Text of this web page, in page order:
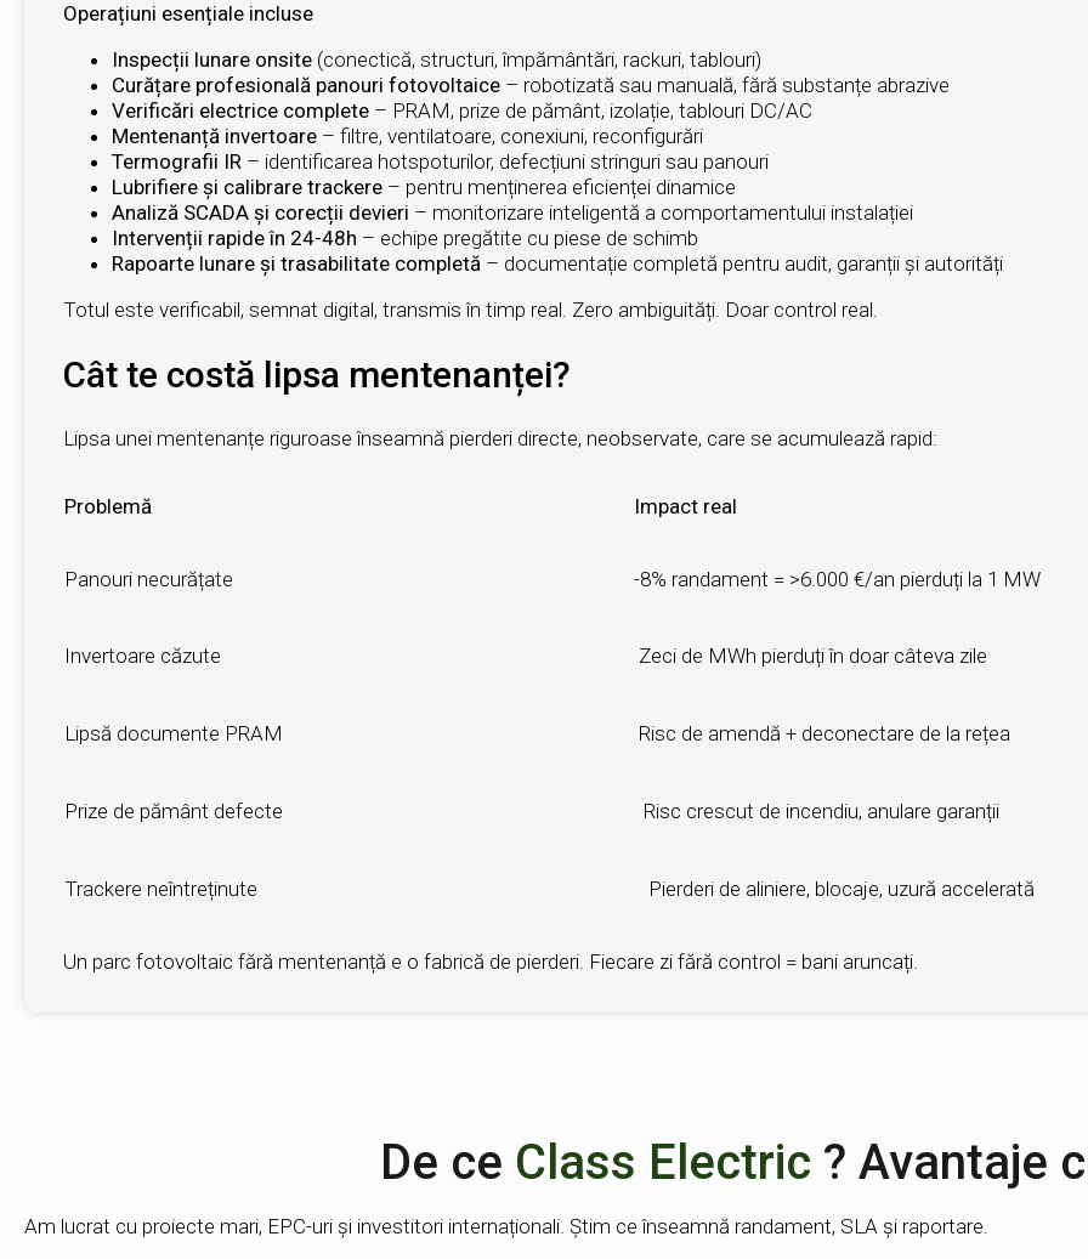
Operațiuni esențiale incluse
Inspecții lunare onsite(conectică, structuri, împământări, rackuri, tablouri)
Curățare profesională panouri fotovoltaice– robotizată sau manuală, fără substanțe abrazive
Verificări electrice complete– PRAM, prize de pământ, izolație, tablouri DC/AC
Mentenanță invertoare– filtre, ventilatoare, conexiuni, reconfigurări
Termografii IR– identificarea hotspoturilor, defecțiuni stringuri sau panouri
Lubrifiere și calibrare trackere– pentru menținerea eficienței dinamice
Analiză SCADA și corecții devieri – monitorizare inteligentă a comportamentului instalației
Intervenții rapide în 24-48h – echipe pregătite cu piese de schimb
Rapoarte lunare și trasabilitate completă– documentație completă pentru audit, garanții și autorități
Totul este verificabil, semnat digital, transmis în timp real. Zero ambiguități. Doar control real.
Cât te costă lipsa mentenanței?
Lipsa unei mentenanțe riguroase înseamnă pierderi directe, neobservate, care se acumulează rapid:
Problemă Impact real
Panouri necurățate -8% randament = >6.000 €/an pierduți la 1 MW
Invertoare căzute Zeci de MWh pierduți în doar câteva zile
Lipsă documente PRAM Risc de amendă + deconectare de la rețea
Prize de pământ defecte Risc crescut de incendiu, anulare garanții
Trackere neîntreținute Pierderi de aliniere, blocaje, uzură accelerată
Un parc fotovoltaic fără mentenanță e o fabrică de pierderi. Fiecare zi fără control = bani aruncați.
De ce Class Electric ? Avantaje
Am lucrat cu proiecte mari, EPC-uri și investitori internaționali. Știm ce înseamnă randament, SLA și raportare.